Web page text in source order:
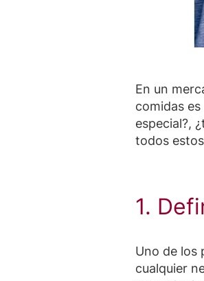
En un
comidas
especial?,
todos
1.
Uno de los
cualquier